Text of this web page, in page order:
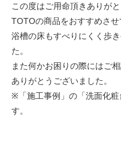
この度はご用命頂きありがと
TOTOの商品をおすすめさせ
浴槽の床もすべりにくく歩
た。
また何かお困りの際にはご
ありがとうございました。
※「施工事例」の「洗面化粧
す。